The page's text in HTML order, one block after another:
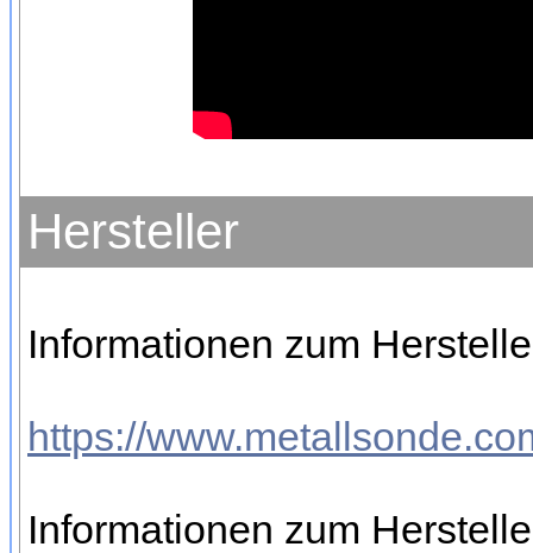
Hersteller
Informationen zum
https://
Informationen zum